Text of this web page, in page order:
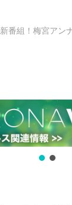
新番組！梅宮アン